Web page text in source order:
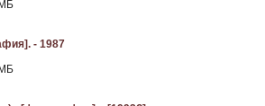
- 1987